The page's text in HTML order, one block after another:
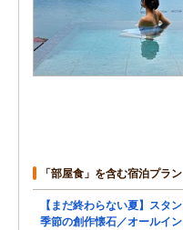
「部屋食」を含む宿泊プラン
【まだ終わらない夏】スタ
季節の創作懐石／オールイ